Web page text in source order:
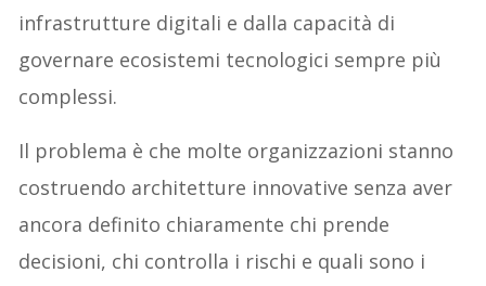
infrastrutture digitali e dalla capacità di
governare ecosistemi tecnologici sempre più
complessi.
Il problema è che molte organizzazioni stanno
costruendo architetture innovative senza aver
ancora definito chiaramente chi prende
decisioni, chi controlla i rischi e quali sono i